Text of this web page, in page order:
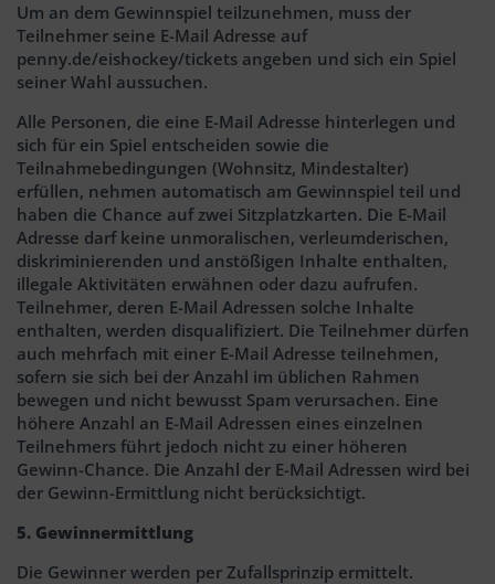
Um an dem Gewinnspiel teilzunehmen, muss der
Teilnehmer seine E-Mail Adresse auf
penny.de/eishockey/tickets angeben und sich ein Spiel
seiner Wahl aussuchen.
Alle Personen, die eine E-Mail Adresse hinterlegen und
sich für ein Spiel entscheiden sowie die
Teilnahmebedingungen (Wohnsitz, Mindestalter)
erfüllen, nehmen automatisch am Gewinnspiel teil und
haben die Chance auf zwei Sitzplatzkarten. Die E-Mail
Adresse darf keine unmoralischen, verleumderischen,
diskriminierenden und anstößigen Inhalte enthalten,
illegale Aktivitäten erwähnen oder dazu aufrufen.
Teilnehmer, deren E-Mail Adressen solche Inhalte
enthalten, werden disqualifiziert. Die Teilnehmer dürfen
auch mehrfach mit einer E-Mail Adresse teilnehmen,
sofern sie sich bei der Anzahl im üblichen Rahmen
bewegen und nicht bewusst Spam verursachen. Eine
höhere Anzahl an E-Mail Adressen eines einzelnen
Teilnehmers führt jedoch nicht zu einer höheren
Gewinn-Chance. Die Anzahl der E-Mail Adressen wird bei
der Gewinn-Ermittlung nicht berücksichtigt.
5. Gewinnermittlung
Die Gewinner werden per Zufallsprinzip ermittelt.